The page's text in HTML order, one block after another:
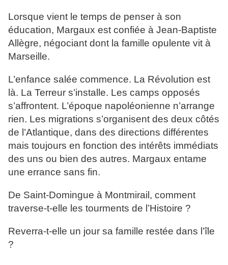
Lorsque vient le temps de penser à son
éducation, Margaux est confiée à Jean-Baptiste
Allègre, négociant dont la famille opulente vit à
Marseille.
L’enfance salée commence. La Révolution est
là. La Terreur s’installe. Les camps opposés
s’affrontent. L’époque napoléonienne n’arrange
rien. Les migrations s’organisent des deux côtés
de l’Atlantique, dans des directions différentes
mais toujours en fonction des intérêts immédiats
des uns ou bien des autres. Margaux entame
une errance sans fin.
De Saint-Domingue à Montmirail, comment
traverse-t-elle les tourments de l’Histoire ?
Reverra-t-elle un jour sa famille restée dans l’île
?